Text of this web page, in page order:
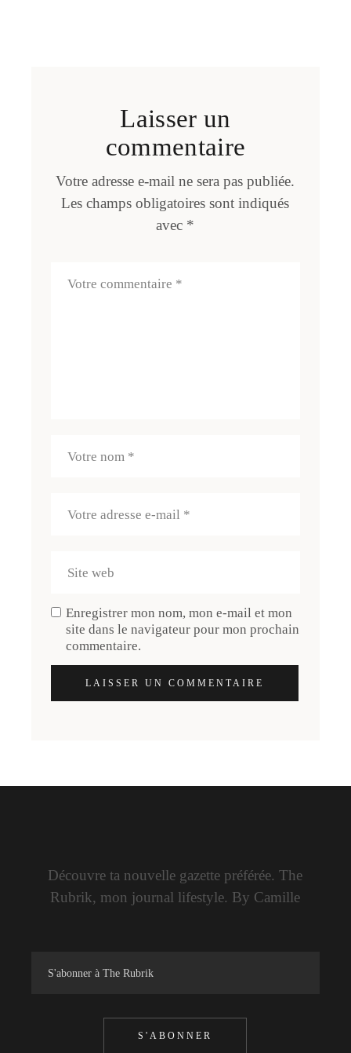
Laisser un
commentaire
Votre adresse e-mail ne sera pas publiée.
Les champs obligatoires sont indiqués
avec *
Enregistrer mon nom, mon e-mail et mon
site dans le navigateur pour mon prochain
commentaire.
LAISSER UN COMMENTAIRE
Découvre ta nouvelle gazette préférée. The
Rubrik, mon journal lifestyle. By Camille
S'ABONNER